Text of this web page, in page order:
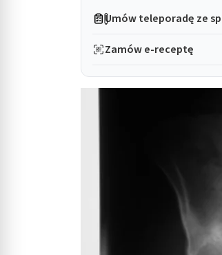
Umów teleporadę ze
Zamów e-receptę